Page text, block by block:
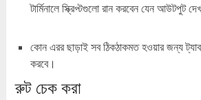
টার্মিনালে স্ক্রিপ্টগুলো রান করবেন যেন আউটপুট
কোন এরর ছাড়াই সব ঠিকঠাকমত হওয়ার জন্য
করবে।
রুট চেক করা